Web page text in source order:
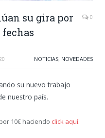
su gira por
0
NOTICIAS, NOVEDADES
su nuevo trabajo
nuestro país.
10€ haciendo click aquí.